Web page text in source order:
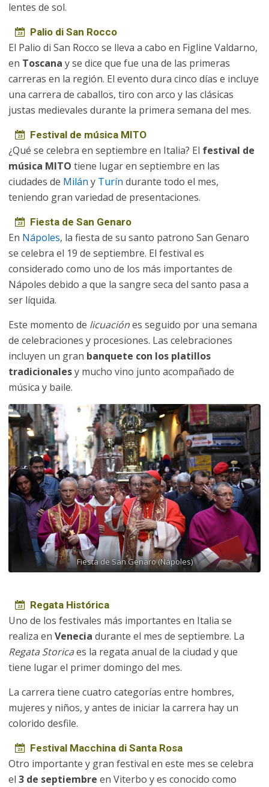
lentes de sol.
Palio di San Rocco
El Palio di San Rocco se lleva a cabo en Figline Valdarno,
en Toscana y se dice que fue una de las primeras
carreras en la región. El evento dura cinco días e incluye
una carrera de caballos, tiro con arco y las clásicas
justas medievales durante la primera semana del mes.
Festival de música MITO
¿Qué se celebra en septiembre en Italia? El festival de
música MITO tiene lugar en septiembre en las
ciudades de Milán y Turín durante todo el mes,
teniendo gran variedad de presentaciones.
Fiesta de San Genaro
En Nápoles, la fiesta de su santo patrono San Genaro
se celebra el 19 de septiembre. El festival es
considerado como uno de los más importantes de
Nápoles debido a que la sangre seca del santo pasa a
ser líquida.
Este momento de licuaciónes seguido por una semana
de celebraciones y procesiones. Las celebraciones
incluyen un gran banquete con los platillos
tradicionalesy mucho vino junto acompañado de
música y baile.
Fiesta de San Genaro (Nápoles)
Regata Histórica
Uno de los festivales más importantes en Italia se
realiza en Venecia durante el mes de septiembre. La
Regata Storicaes la regata anual de la ciudad y que
tiene lugar el primer domingo del mes.
La carrera tiene cuatro categorías entre hombres,
mujeres y niños, y antes de iniciar la carrera hay un
colorido desfile.
Festival Macchina di Santa Rosa
Otro importante y gran festival en este mes se celebra
el 3 de septiembre en Viterbo y es conocido como